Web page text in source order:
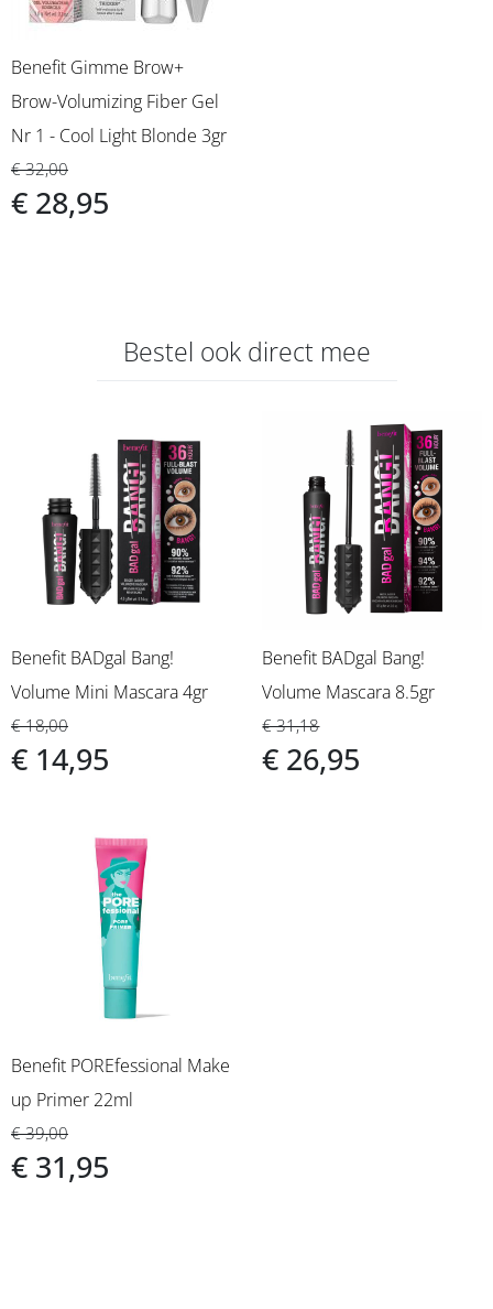
Benefit Gimme Brow+
Brow-Volumizing Fiber Gel
Nr 1 - Cool Light Blonde 3gr
€ 32,00
€ 28,95
Bestel ook direct mee
Benefit BADgal Bang!
Volume Mini Mascara 4gr
€ 18,00
€ 14,95
Benefit BADgal Bang!
Volume Mascara 8.5gr
€ 31,18
€ 26,95
Benefit POREfessional Make
up Primer 22ml
€ 39,00
€ 31,95